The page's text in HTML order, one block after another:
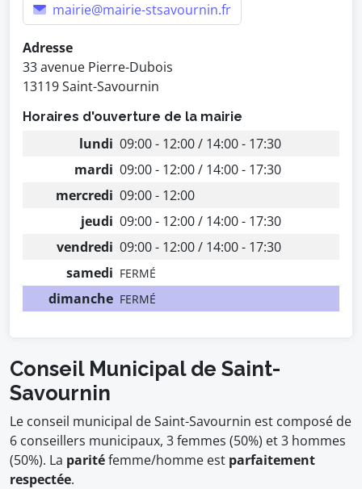
mairie@mairie-stsavournin.fr
Adresse
33 avenue Pierre-Dubois
13119 Saint-Savournin
Horaires d'ouverture de la mairie
lundi 09:00 - 12:00 / 14:00 - 17:30
mardi 09:00 - 12:00 / 14:00 - 17:30
mercredi 09:00 - 12:00
jeudi 09:00 - 12:00 / 14:00 - 17:30
vendredi 09:00 - 12:00 / 14:00 - 17:30
samedi FERMÉ
dimanche FERMÉ
Conseil Municipal de Saint-
Savournin
Le conseil municipal de Saint-Savournin est composé de
6 conseillers municipaux, 3 femmes (50%) et 3 hommes
(50%). La paritéfemme/homme est parfaitement
respectée.